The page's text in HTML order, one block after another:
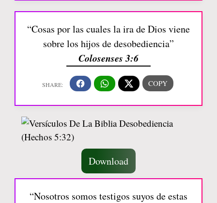
“Cosas por las cuales la ira de Dios viene
sobre los hijos de desobediencia”
Colosenses 3:6
Download
“Nosotros somos testigos suyos de estas